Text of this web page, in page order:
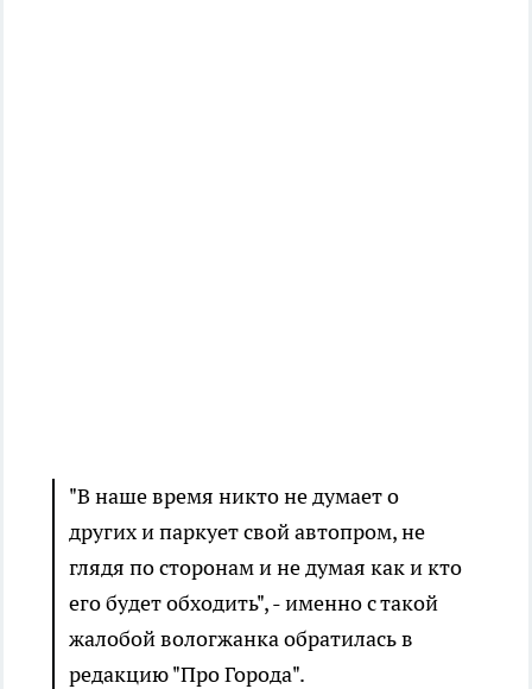
"В наше время никто не думает о
других и паркует свой автопром, не
глядя по сторонам и не думая как и кто
его будет обходить", - именно с такой
жалобой вологжанка обратилась в
редакцию "Про Города".